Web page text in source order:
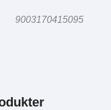
9003170415095